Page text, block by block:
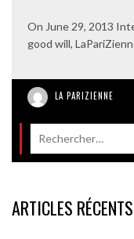
On June 29, 2013
good will,
LA PARIZIENNE
ARTICLES RÉCENTS